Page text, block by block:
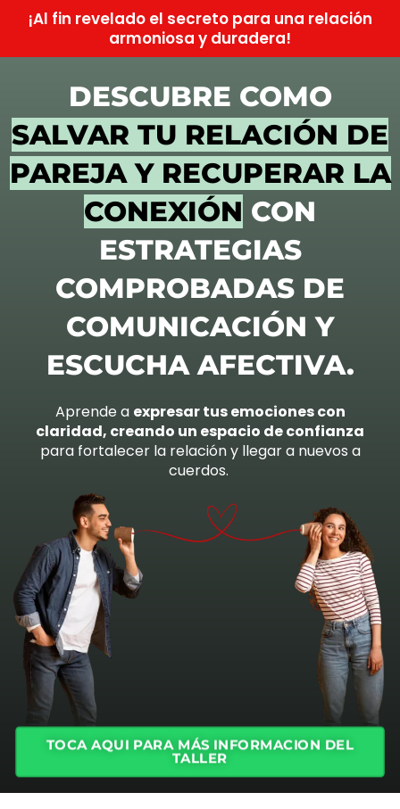
¡Al fin revelado el secreto para una relación
armoniosa y duradera!
DESCUBRE COMO
SALVAR TU RELACIÓN DE
PAREJA Y RECUPERAR LA
CONEXIÓN CON
ESTRATEGIAS
COMPROBADAS DE
COMUNICACIÓN Y
ESCUCHA AFECTIVA.
Aprende a expresar tus emociones con
claridad, creando un espacio de confianza
para fortalecer la relación y llegar a nuevos a
cuerdos.
TOCA AQUI PARA MÁS INFORMACION DEL
TALLER